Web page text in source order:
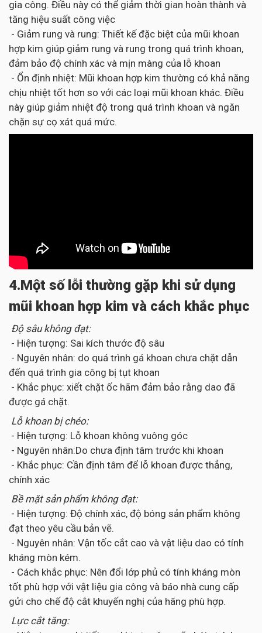
gia công. Điều này có thể giảm thời gian hoàn thành và
tăng hiệu suất công việc
- Giảm rung và rung: Thiết kế đặc biệt của mũi khoan
hợp kim giúp giảm rung và rung trong quá trình khoan,
đảm bảo độ chính xác và mịn màng của lỗ khoan
- Ổn định nhiệt: Mũi khoan hợp kim thường có khả năng
chịu nhiệt tốt hơn so với các loại mũi khoan khác. Điều
này giúp giảm nhiệt độ trong quá trình khoan và ngăn
chặn sự cọ xát quá mức.
4.Một số lỗi thường gặp khi sử dụng
mũi khoan hợp kim và cách khắc phục
Độ sâu không đạt:
- Hiện tượng: Sai kích thước độ sâu
- Nguyên nhân: do quá trình gá khoan chưa chặt dẫn
đến quá trình gia công bị tụt khoan
- Khắc phục: xiết chặt ốc hãm đảm bảo rằng dao đã
được gá chặt.
Lỗ khoan bị chéo:
- Hiện tượng: Lỗ khoan không vuông góc
- Nguyên nhân:Do chưa định tâm trước khi khoan
- Khắc phục: Cần định tâm để lỗ khoan được thẳng,
chính xác
Bề mặt sản phẩm không đạt:
- Hiện tượng: Độ chính xác, độ bóng sản phẩm không
đạt theo yêu cầu bản vẽ.
- Nguyên nhân: Vận tốc cắt cao và vật liệu dao có tính
kháng mòn kém.
- Cách khắc phục: Nên đổi lớp phủ có tính kháng mòn
tốt phù hợp với vật liệu gia công và báo nhà cung cấp
gửi cho chế độ cắt khuyến nghị của hãng phù hợp.
Lực cắt tăng: